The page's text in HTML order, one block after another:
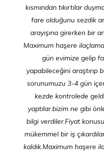
kısmından tıkırtılar
fare olduğunu sezdik
arayışına girerken bir
Maximum haşere
gün evimize gelip
yapabileceğini araştırıp
sorunumuzu 3-4 gün
kezde kontrolede
yaptılar.bizim ne gibi
bilgi verdiler.Fiyat
mükemmel bir iş
kaldık.Maximum haşere